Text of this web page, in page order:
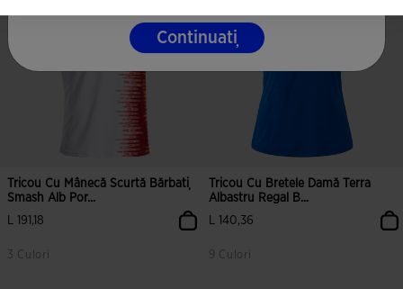
Tricou Cu Mânecă Scurtă Bărbați
Smash Alb Por...
L 191,18
3 Culori
Tricou Cu Bretele Damă Terra
Albastru Regal B...
L 140,36
9 Culori
Continuați